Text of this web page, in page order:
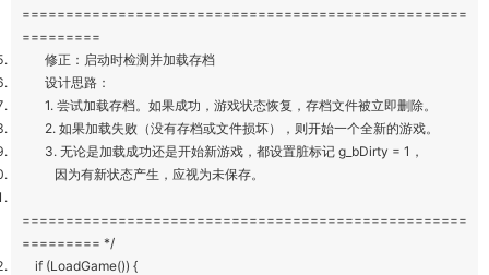
===================================================
=========
修正：启动时检测并加载存档
设计思路：
1. 尝试加载存档。如果成功，游戏状态恢复，存档文件被立即删除。
2. 如果加载失败（没有存档或文件损坏），则开始一个全新的游戏。
3. 无论是加载成功还是开始新游戏，都设置脏标记 g_bDirty = 1，
因为有新状态产生，应视为未保存。
===================================================
========= */
if (LoadGame()) {